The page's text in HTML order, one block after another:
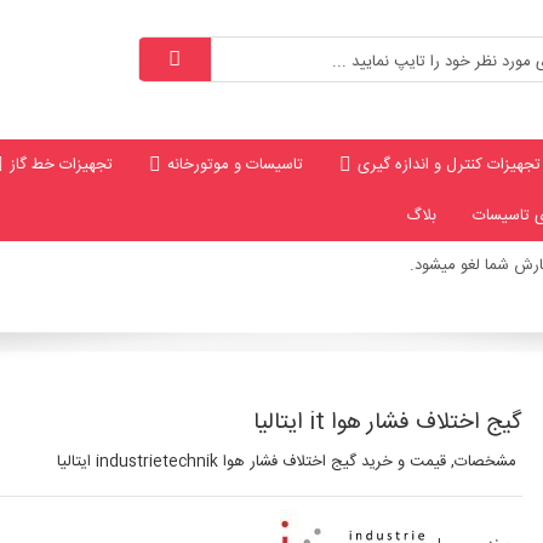
تجهیزات کنترل و اندازه گیری تاسیسات و موتورخانه
تجهیزات خط گاز
تاسیسات
بلاگ
شما لغو میشود.
گیج اختلاف فشار هوا it ایتالیا
مشخصات, قیمت و خرید گیج اختلاف فشار هوا industrietechnik ایتالیا